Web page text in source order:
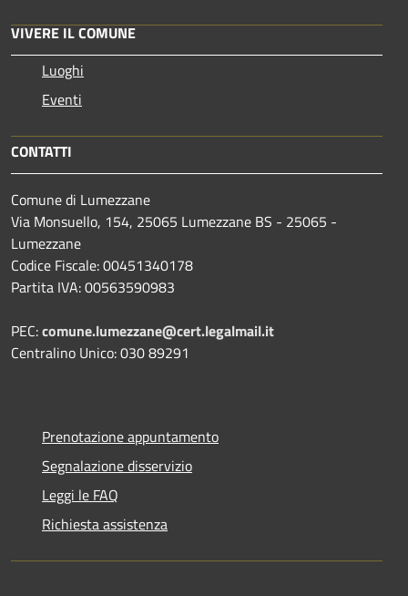
VIVERE IL COMUNE
Luoghi
Eventi
CONTATTI
Comune di Lumezzane
Via Monsuello, 154, 25065 Lumezzane BS - 25065 -
Lumezzane
Codice Fiscale: 00451340178
Partita IVA: 00563590983
PEC:comune.lumezzane@cert.legalmail.it
Centralino Unico: 030 89291
Prenotazione appuntamento
Segnalazione disservizio
Leggi le FAQ
Richiesta assistenza